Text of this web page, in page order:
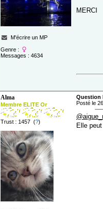
M'écrire un MP
Genre :
Messages : 4634
MERCI
Alma
Membre ELITE Or
Trust : 1457 (?)
Question
Posté le
Elle